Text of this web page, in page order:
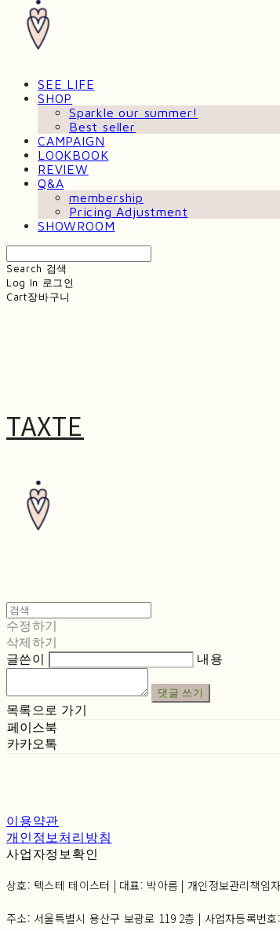
SEE LIFE
SHOP
Sparkle our summer!
Best seller
CAMPAIGN
LOOKBOOK
REVIEW
Q&A
membership
Pricing Adjustment
SHOWROOM
Search 검색
Log In 로그인
Cart장바구니
TAXTE
수정하기
삭제하기
글쓴이
내용
댓글 쓰기
목록으로 가기
페이스북
카카오톡
이용약관
개인정보처리방침
사업자정보확인
상호: 텍스테 테이스터 | 대표: 박아름 | 개인정보관리책
주소: 서울특별시 용산구 보광로 119 2층 | 사업자등록번호: